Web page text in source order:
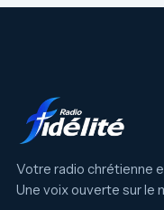
Votre radio chrétienne
Une voix ouverte sur le